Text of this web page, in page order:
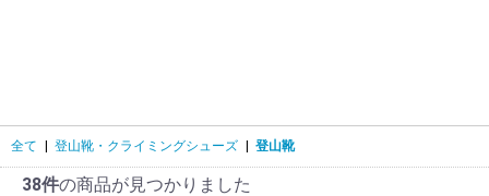
全て 登山靴・クライミングシューズ 登山靴
38件の商品が見つかりました